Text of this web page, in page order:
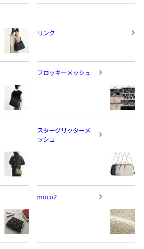
リンク
フロッキーメッシュ
スターグリッターメ
ッシュ
moco2